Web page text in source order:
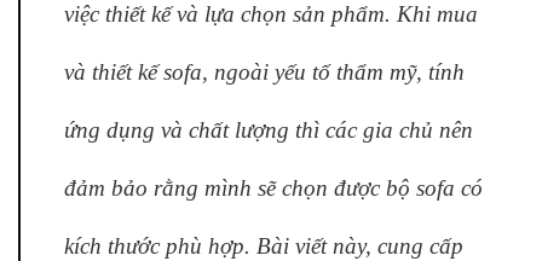
việc thiết kế và lựa chọn sản phẩm. Khi mua
và thiết kế sofa, ngoài yếu tố thẩm mỹ, tính
ứng dụng và chất lượng thì các gia chủ nên
đảm bảo rằng mình sẽ chọn được bộ sofa có
kích thước phù hợp. Bài viết này, cung cấp